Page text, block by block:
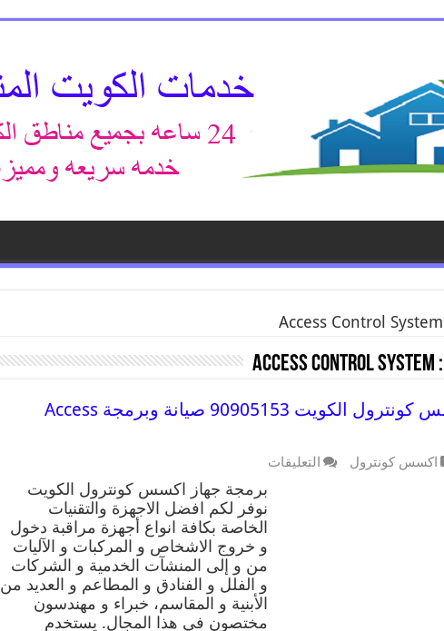
Access Control System
Access Control System
برمجة جهاز اكسس كونترول الكويت 90905153 صيانة وبرمجة Access
اكسس كونترول التعليقات
برمجة جهاز اكسس كونترول الكويت
نوفر لكم افضل الاجهزة والتقنيات
الخاصة بكافة انواع أجهزة مراقبة دخول
و خروج الاشخاص و المركبات و الآليات
من و إلى المنشآت الخدمية و الشركات
و الفلل و الفنادق و المطاعم و العديد من
الأبنية و المقاسم، خبراء و مهندسون
مختصون في هذا المجال. يستخدم